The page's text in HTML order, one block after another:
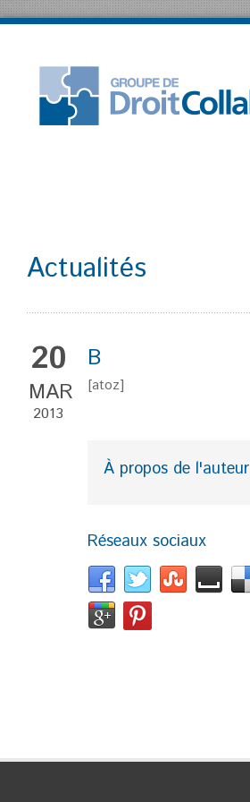
Actualités
20
MAR
2013
B
[atoz]
À propos de l'auteur
Réseaux sociaux